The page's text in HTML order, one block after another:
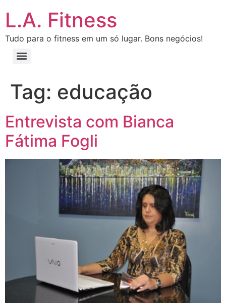
L.A. Fitness
Tudo para o fitness em um só lugar. Bons negócios!
Tag: educação
Entrevista com Bianca
Fátima Fogli